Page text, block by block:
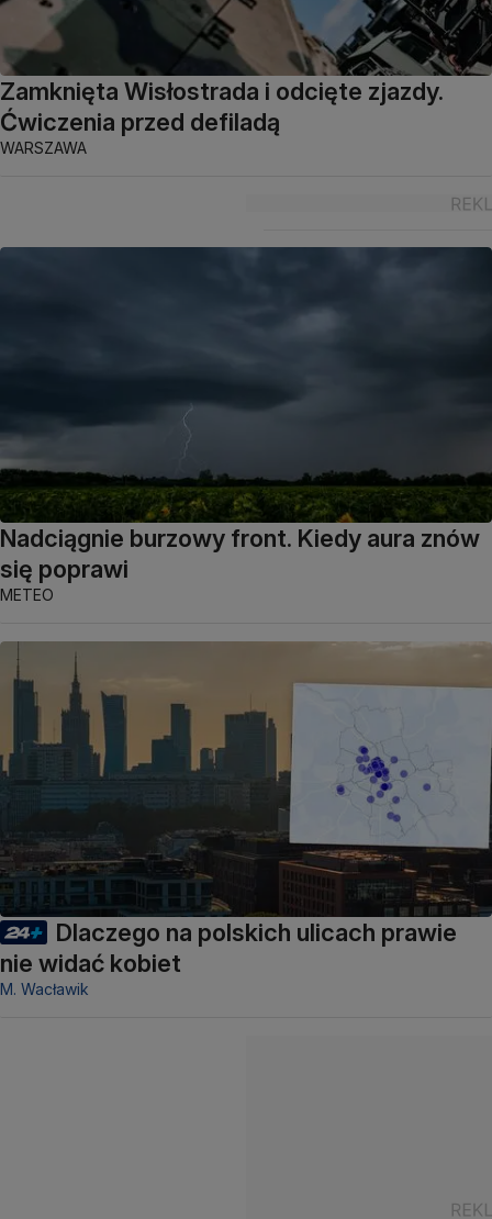
Zamknięta Wisłostrada i odcięte zjazdy.
Ćwiczenia przed defiladą
WARSZAWA
Nadciągnie burzowy front. Kiedy aura znów
się poprawi
METEO
Dlaczego na polskich ulicach prawie
nie widać kobiet
M. Wacławik